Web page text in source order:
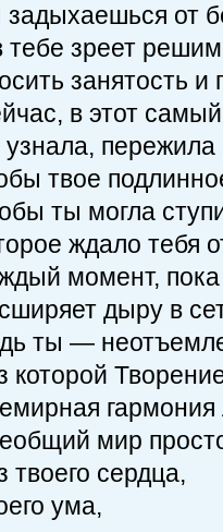
от
тебе зреет
занятость
в этот
пережила
твое
ты могла
ждало тебя
момент,
дыру в
ты —
которой
мир
твоего сердца,
ума,